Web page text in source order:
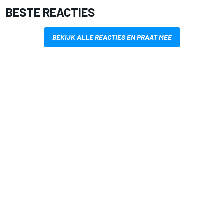
BESTE REACTIES
BEKIJK ALLE REACTIES EN PRAAT MEE